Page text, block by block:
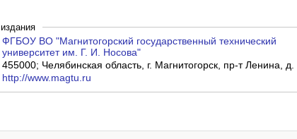
ФГБОУ ВО "Магнитогорский государственный технический
университет им. Г. И. Носова"
455000; Челябинская область, г. Магнитогорск, пр-т Ленина, д.
http://www.magtu.ru